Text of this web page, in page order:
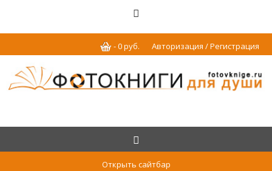
Авторизация / Регистрация
-0руб.
Открыть сайтбар